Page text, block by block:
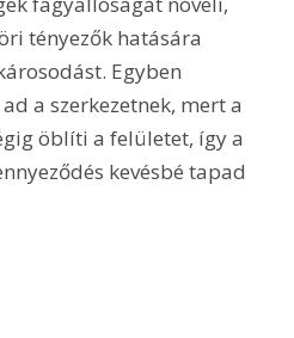
tényezők hatására
Egyben
a szerkezetnek, mert a
öblíti a felületet, így a
kevésbé tapad